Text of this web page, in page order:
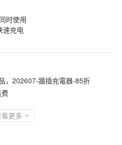
时使用
速充电
，202607-牆插充電器-85折
看更多